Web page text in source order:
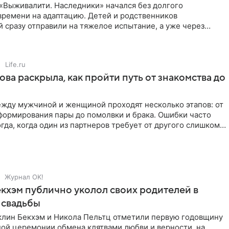
Наследники» начался без долгого
на адаптацию. Детей и родственников
сразу отправили на тяжелое испытание, а уже через
Life.ru
раскрыла, как пройти путь от знакомства до
мужчиной и женщиной проходят несколько этапов: от
пары до помолвки и брака. Ошибки часто
когда один из партнеров требует от другого слишком
Журнал OK!
публично уколол своих родителей в
Бекхэм и Никола Пельтц отметили первую годовщину